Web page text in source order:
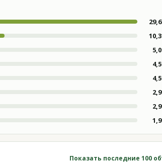
Показать последние 100